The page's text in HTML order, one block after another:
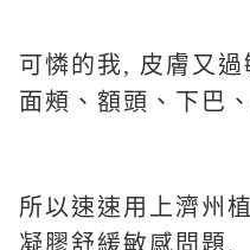
可憐的我, 皮膚又過
面頰、額頭、下巴
所以速速用上濟州
凝膠舒緩敏感問題.